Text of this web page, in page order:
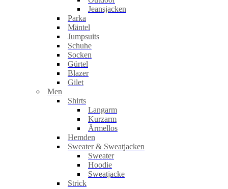
Jeansjacken
Parka
Mäntel
Jumpsuits
Schuhe
Socken
Gürtel
Blazer
Gilet
Men
Shirts
Langarm
Kurzarm
Ärmellos
Hemden
Sweater & Sweatjacken
Sweater
Hoodie
Sweatjacke
Strick